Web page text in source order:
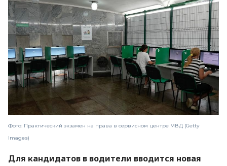
Фото: Практический экзамен на права в сервисном центре МВД (Getty
Images)
Для кандидатов в водители вводится новая